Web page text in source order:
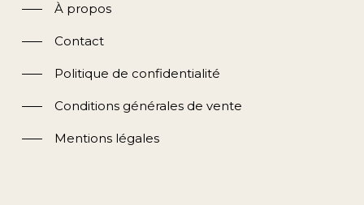
À propos
Contact
Politique de confidentialité
Conditions générales de vente
Mentions légales